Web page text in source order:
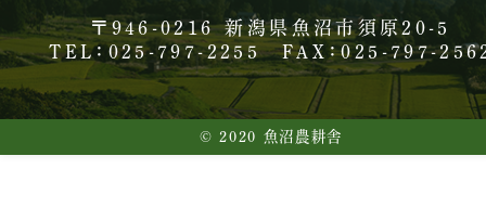
〒946-0216 新潟県魚沼市須原20-5
TEL：025-797-2255
FAX：025-797-
© 2020 魚沼農耕舎